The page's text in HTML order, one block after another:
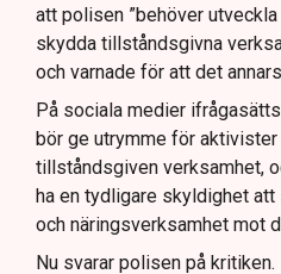
att polisen ”behöver
skydda tillståndsgivna
och varnade för att det
På sociala medier
bör ge utrymme för
tillståndsgiven verksamhet,
ha en tydligare skyldighet
och näringsverksamhet mot
Nu svarar polisen på kritiken.